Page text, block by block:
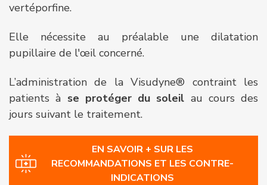
vertéporfine.
Elle nécessite au préalable une dilatation
pupillaire de l'œil concerné.
L’administration de la Visudyne® contraint les
patients à se protéger du soleil au cours des
jours suivant le traitement.
EN SAVOIR + SUR LES
RECOMMANDATIONS ET LES CONTRE-
INDICATIONS